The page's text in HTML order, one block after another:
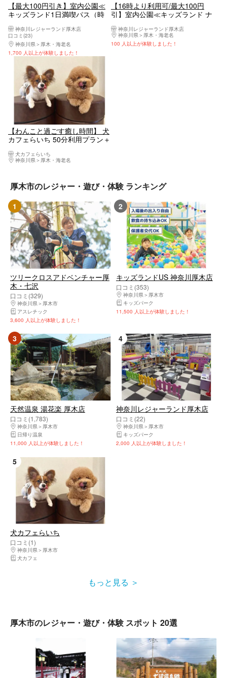
【最大100円引き】室内公園≪
キッズランド1日満喫パス（時
ーランド厚木店
神奈川レジャーランド厚木店
口コミ(23)
神奈川県
厚木・海老名
1,700 人以上が体験しました！
【16時より利用可/最大100円
引】室内公園≪キッズランド ナ
神奈川レジャーランド厚木店
神奈川レジャーランド厚木店
神奈川県
厚木・海老名
100 人以上が体験しました！
【わんこと過ごす癒し時間】 犬
カフェらいち 50分利用プラン＋
犬カフェらいち
神奈川県
厚木・海老名
厚木市のレジャー・遊び・体験 ランキング
1
ツリークロスアドベンチャー厚
木・七沢
口コミ(329)
神奈川県
厚木市
アスレチック
3,600 人以上が体験しました！
2
キッズランドUS 神奈川厚木店
口コミ(353)
神奈川県
厚木市
キッズパーク
11,500 人以上が体験しました！
3
天然温泉 湯花楽 厚木店
口コミ(1,783)
神奈川県
厚木市
日帰り温泉
11,000 人以上が体験しました！
4
神奈川レジャーランド厚木店
口コミ(22)
神奈川県
厚木市
キッズパーク
2,000 人以上が体験しました！
5
犬カフェらいち
口コミ(1)
神奈川県
厚木市
犬カフェ
もっと見る
厚木市のレジャー・遊び・体験 スポット 20選